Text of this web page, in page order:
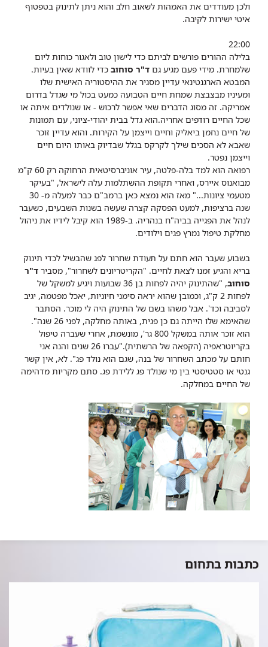
ולכן מעודדים את האמהות לשאוב חלב והוא ניתן לתינוק בטפטוף
איטי ישירות לקיבה.
22:00
בלילה ההורים פורשים לביתם כדי לישון טוב ולאגור כוחות ליום
שלמחרת. מידי פעם מגיע גם ד"ר סוחוב כדי לוודא שאין בעיות.
המבטא הארגנטינאי עדיין מסגיר את ההיסטוריה האישית שלו
ומעיניו מבצבצת שמחת חיים הטבועה כמעט בכול מי שגדל בדרום
אמריקה. זה מסוג הדברים שאי אפשר לרכוש - או שנולדים איתה או
שכל החיים רודפים אחריה.הוא גדל בבית יהודי-ציוני, עם תמונות
של חיים נחמן ביאליק וחיים וייצמן על הקירות. והוא עדיין זוכר
שאבא לא הסכים שילך לקרקס בגלל שבדיוק באותו היום חיים
וייצמן נפטר.
ר
פואה הוא למד בלה-פלטה, עיר אוניברסיטאית הרחוקה רק 60 ק"מ
מבואנוס איירס, ואחרי תקופת ההשתלמות עלה לישראל, "בעיקר
מטעמי ציונות..."
מאז הוא נמצא כאן ברמב"ם כבר למעלה מ- 30
שנה ברציפות, למעט הפסקה קצרה שעשה בשנות השבעים, כשעבר
לנהל את הפגייה בביה"ח בנהריה. ב-1989 הוא קיבל לידיו את ניהול
מחלקת טיפול נמרץ פגים וילודים.
בשבוע שעבר הוא חתם על תעודת שחרור לפג שהבשיל לכדי תינוק
בריא והגיע זמנו לצאת לחיים. "הקריטריונים לשחרור", מסביר ד"ר
סוחוב
, "שהתינוק יהיה לפחות בן 36 שבועות ויגיע למשקל של
לפחות 2 ק"ג, וכמובן שהוא יראה סימני חיוניות, יאכל מפטמה, יגיב
לסביבה וכד'. אבל משהו בשם של התינוק היה לי מוכר. הסתבר
שהאימא שלו הייתה גם כן פגית, באותה מחלקה, לפני 26 שנה".
הוא זוכר אותה במשקל 800 גר', מונשמת, אחרי שעברה טיפול
בקריוטראפיה (הקפאה של הרשתית).
"עברו 26 שנים והנה אני
חותם על מכתב השחרור של בנה, שגם הוא נולד פג". לא, אין קשר
גנטי או סטטיסטי בין מי שנולד פג ללידת פג. סתם מקריות מדהימה
של החיים במחלקה.​​
כתבות בתחום